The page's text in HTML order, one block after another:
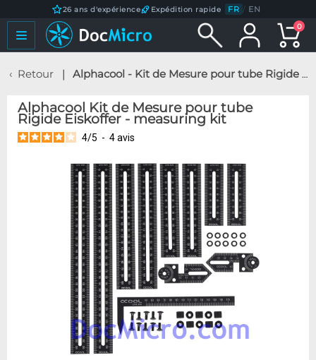
26 ans d'expérience Expédition rapide FR / EN
0
Retour Alphacool - Kit de Mesure pour tube Rigide Eiskoffer - measuring kit
Alphacool Kit de Mesure pour tube
Rigide Eiskoffer - measuring kit
4/5 - 4avis